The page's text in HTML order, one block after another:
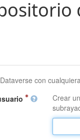
con
Crear